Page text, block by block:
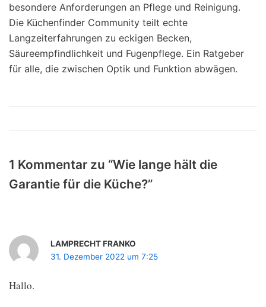
besondere Anforderungen an Pflege und Reinigung.
Die Küchenfinder Community teilt echte
Langzeiterfahrungen zu eckigen Becken,
Säureempfindlichkeit und Fugenpflege. Ein Ratgeber
für alle, die zwischen Optik und Funktion abwägen.
1 Kommentar zu “Wie lange hält die
Garantie für die Küche?”
LAMPRECHT FRANKO
31. Dezember 2022 um 7:25
Hallo.